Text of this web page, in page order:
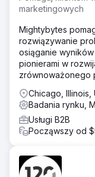
marketingowych
Mightybytes
rozwiązywanie
osiąganie
pionierami w
zrównoważonego
Chicago, Illinois,
Badania rynku,
Usługi B2B
Począwszy od